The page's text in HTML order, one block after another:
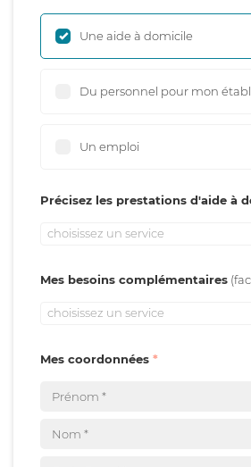
Une aide à domicile
Du personnel pour mon
Un emploi
Précisez les prestations d'aide à
choisissez un service
Mes besoins complémentaires
choisissez un service
Mes coordonnées